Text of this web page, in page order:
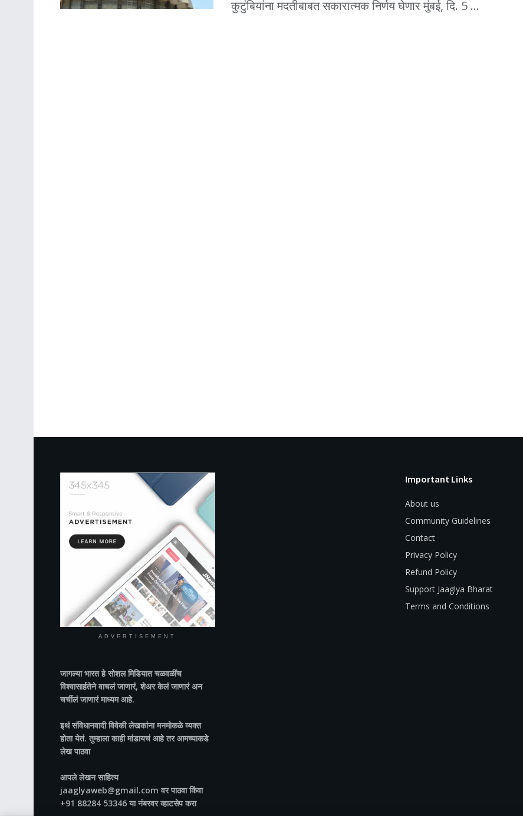
कुटुंबियांना मदतीबाबत सकारात्मक निर्णय घेणार मुंबई, दि. 5 ...
ADVERTISEMENT
जागल्या भारतहे सोशल मिडियात चळवळींच
विश्वासार्हतेने वाचलं जाणारं, शेअर केलं जाणारं अन
चर्चीलं जाणारं माध्यम आहे.
इथं संविधानवादी विवेकी लेखकांना मनमोकळे व्यक्त
होता येतं. तुम्हाला काही मांडायचं आहे तर आमच्याकडे
लेख पाठवा
आपले लेखन साहित्य
jaaglyaweb@gmail.com वर पाठवा किंवा
+91 88284 53346 या नंबरवर व्हाटसेप करा
Important Links
About us
Community Guidelines
Contact
Privacy Policy
Refund Policy
Support Jaaglya Bharat
Terms and Conditions